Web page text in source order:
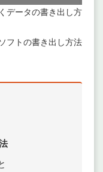
データの書き出し方
フトの書き出し方法